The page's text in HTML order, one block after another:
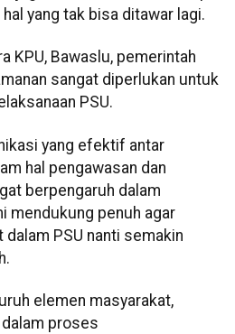
yang tak bisa ditawar lagi.
KPU, Bawaslu, pemerintah
sangat diperlukan untuk
PSU.
yang efektif antar
hal pengawasan dan
berpengaruh dalam
mendukung penuh agar
PSU nanti semakin
elemen masyarakat,
proses